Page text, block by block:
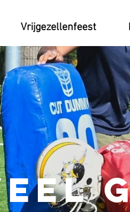
Vrijgezellenfeest